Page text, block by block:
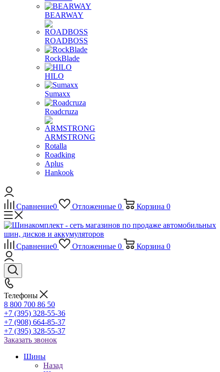
BEARWAY
ROADBOSS
RockBlade
HILO
Sumaxx
Roadcruza
ARMSTRONG
Rotalla
Roadking
Aplus
Hankook
Сравнение0 Отложенные 0 Корзина 0
Сравнение0 Отложенные 0 Корзина 0
Телефоны
8 800 700 86 50
+7 (395) 328-55-36
+7 (908) 664-85-37
+7 (395) 328-55-37
Заказать звонок
Шины
Назад